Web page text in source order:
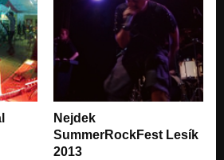
Nejdek
SummerRockFest Lesík
2013